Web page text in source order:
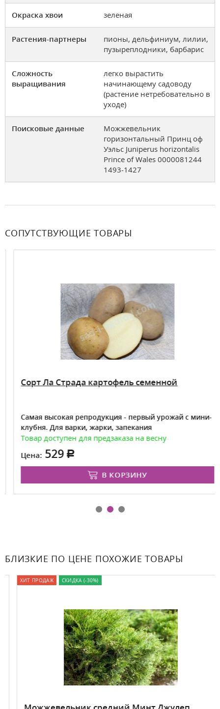
Окраска хвои зеленая
Растения-партнеры
пионы, дельфиниум, лилии,
пузыреплодники, барбарис
Сложность
выращивания
легко вырастить
начинающему садоводу
(растение нетребовательно в
уходе)
Поисковые данные
Можжевельник
горизонтальный Принц оф
Уэльс Juniperus horizontalis
Prince of Wales 0000081244
1493-1427
СОПУТСТВУЮЩИЕ ТОВАРЫ
Сорт Ла Страда картофель семенной
Самая высокая репродукция - первый урожай с мини-
клубня. Для варки, жарки, запекания
Товар доступен для предзаказа на весну
Цена: 529
В КОРЗИНУ
БЛИЗКИЕ ПО ЦЕНЕ ПОХОЖИЕ ТОВАРЫ
ХИТ ПРОДАЖ СКИДКА (-30%)